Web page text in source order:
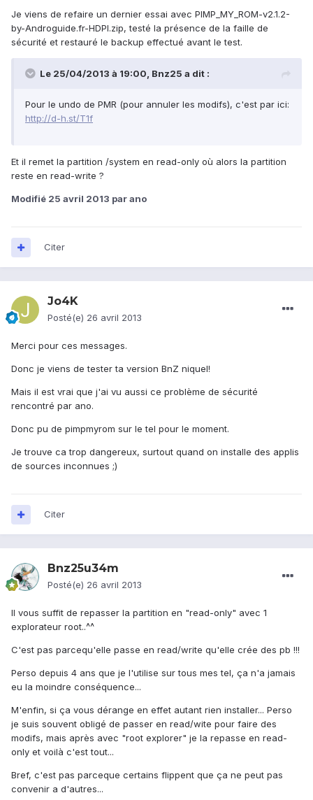
Je viens de refaire un dernier essai avec PIMP_MY_ROM-v2.1.2-
by-Androguide.fr-HDPI.zip, testé la présence de la faille de
sécurité et restauré le backup effectué avant le test.
Le 25/04/2013 à 19:00, Bnz25 a dit :
Pour le undo de PMR (pour annuler les modifs), c'est par ici:
http://d-h.st/T1f
Et il remet la partition /system en read-only où alors la partition
reste en read-write ?
Modifié 25 avril 2013 par ano
Citer
Jo4K
Posté(e) 26 avril 2013
Merci pour ces messages.
Donc je viens de tester ta version BnZ niquel!
Mais il est vrai que j'ai vu aussi ce problème de sécurité
rencontré par ano.
Donc pu de pimpmyrom sur le tel pour le moment.
Je trouve ca trop dangereux, surtout quand on installe des applis
de sources inconnues ;)
Citer
Bnz25u34m
Posté(e) 26 avril 2013
Il vous suffit de repasser la partition en "read-only" avec 1
explorateur root..^^
C'est pas parcequ'elle passe en read/write qu'elle crée des pb !!!
Perso depuis 4 ans que je l'utilise sur tous mes tel, ça n'a jamais
eu la moindre conséquence...
M'enfin, si ça vous dérange en effet autant rien installer... Perso
je suis souvent obligé de passer en read/wite pour faire des
modifs, mais après avec "root explorer" je la repasse en read-
only et voilà c'est tout...
Bref, c'est pas parceque certains flippent que ça ne peut pas
convenir a d'autres...